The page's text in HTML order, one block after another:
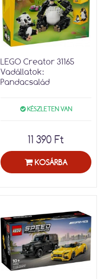
LEGO Creator 31165
Vadállatok:
Pandacsalád
KÉSZLETEN VAN
11 390 Ft
KOSÁRBA